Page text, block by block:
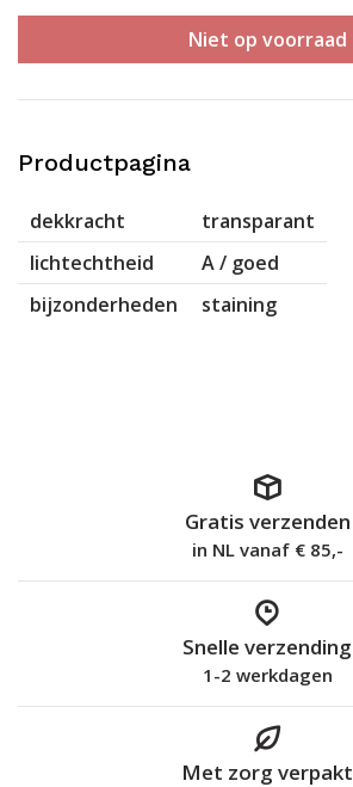
Niet op voorraad
Productpagina
dekkracht
transparant
lichtechtheid
A / goed
bijzonderheden
staining
Gratis verzenden
in NL vanaf € 85,-
Snelle verzending
1-2 werkdagen
Met zorg verpakt